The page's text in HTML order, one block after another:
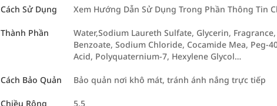
Cách Sử Dụng Xem Hướng Dẫn Sử Dụng Trong Phần Thông Tin
Thành Phần
Water,Sodium Laureth Sulfate, Glycerin,
Benzoate, Sodium Chloride, Cocamide Mea, Peg-
Acid, Polyquaternium-7, Hexylene Glycol…
Cách Bảo Quản Bảo quản nơi khô mát, tránh ánh nắng trực tiếp
Chiều Rộng 5.5